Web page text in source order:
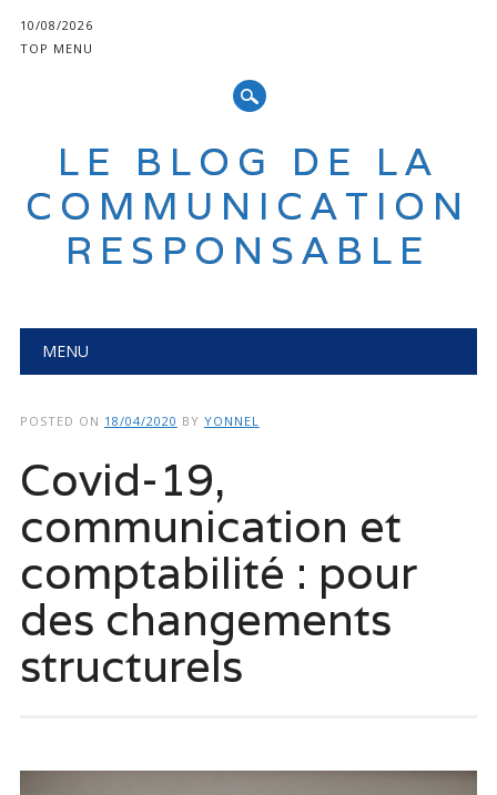
10/08/2026
TOP MENU
LE BLOG DE LA
COMMUNICATION
RESPONSABLE
Main menu
MENU
POSTED ON 18/04/2020 BY YONNEL
Covid-19,
communication et
comptabilité : pour
des changements
structurels